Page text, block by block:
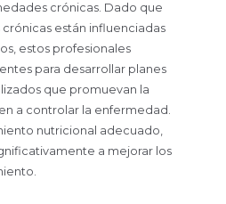
crónicas. Dado que
están influenciadas
estos profesionales
para desarrollar planes
que promuevan la
a controlar la enfermedad.
nutricional adecuado,
a mejorar los